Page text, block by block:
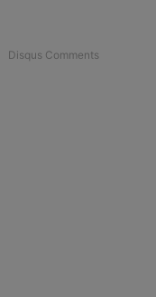
Disqus Comments